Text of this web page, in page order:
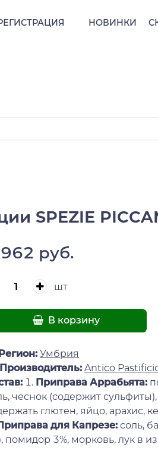
НОВИНКИ
SPEZIE
руб.
шт
В корзину
Умбрия
Производитель: Antico
1. Приправа Аррабьята:
чеснок (содержит
глютен, яйцо, арахис,
для Капрезе: соль,
помидор 3%, морковь, лук в